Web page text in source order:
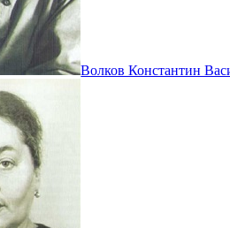
Волков Константин